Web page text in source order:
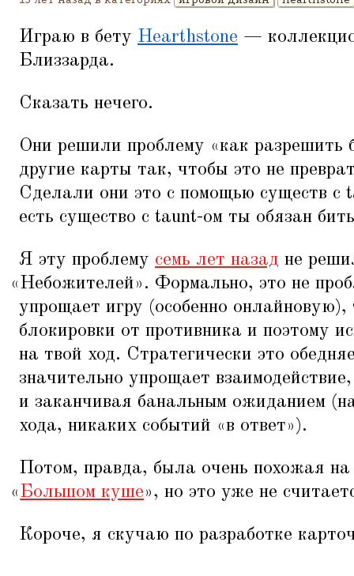
Играю в бету Hearthstone —
Близзарда.
Сказать нечего.
Они решили проблему «как разрешить
другие карты так, чтобы это не
Сделали они это с помощью существ с
есть существо с taunt-ом ты обязан
Я эту проблему семь лет назад не
«Небожителей». Формально, это не
упрощает игру (особенно онлайновую),
блокировки от противника и поэтому
на твой ход. Стратегически это
значительно упрощает
и заканчивая банальным ожиданием
хода, никаких событий «в ответ»).
Потом, правда, была очень похожая
«Большом куше», но это уже не
Короче, я скучаю по разработке